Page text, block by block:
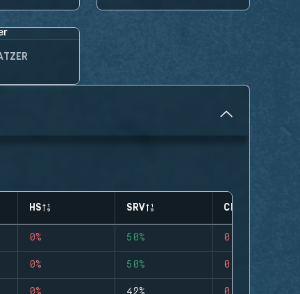
HS SRV CLUTCHES
0% 50% 0
0% 50% 0